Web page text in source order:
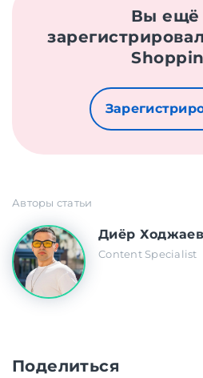
Вы ещё
Авторы статьи
Диёр Ходжаев
Content Specialist
Поделиться